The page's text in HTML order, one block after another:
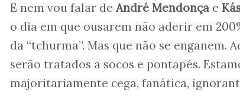
E nem vou falar de André Mendonça e
o dia em que ousarem não aderir em
da “tchurma”. Mas que não se enganem.
serão tratados a socos e pontapés.
majoritariamente cega, fanática,